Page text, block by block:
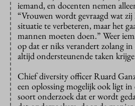
iemand, en docenten nemen
“Vrouwen wordt gevraagd wat
situatie te verbeteren, maar het
mannen moeten doen.” Weer
op dat er niks verandert zolang
altijd ondersteunende taken
Chief diversity officer Ruard
een oplossing mogelijk ook ligt in
soort onderzoek dat er wordt